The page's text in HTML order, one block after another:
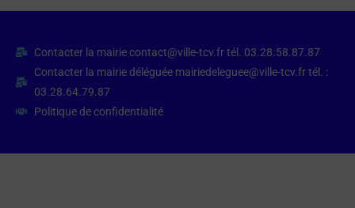
Contacter la mairie contact@ville-tcv.fr tél. 03.28.58.87.87
Contacter la mairie déléguée mairiedeleguee@ville-tcv.fr tél. :
03.28.64.79.87
Politique de confidentialité